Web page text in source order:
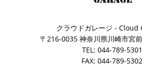
クラウドガレージ - Cloud
〒216-0035 神奈川県川崎市宮
TEL: 044-789-5301
FAX: 044-789-5302